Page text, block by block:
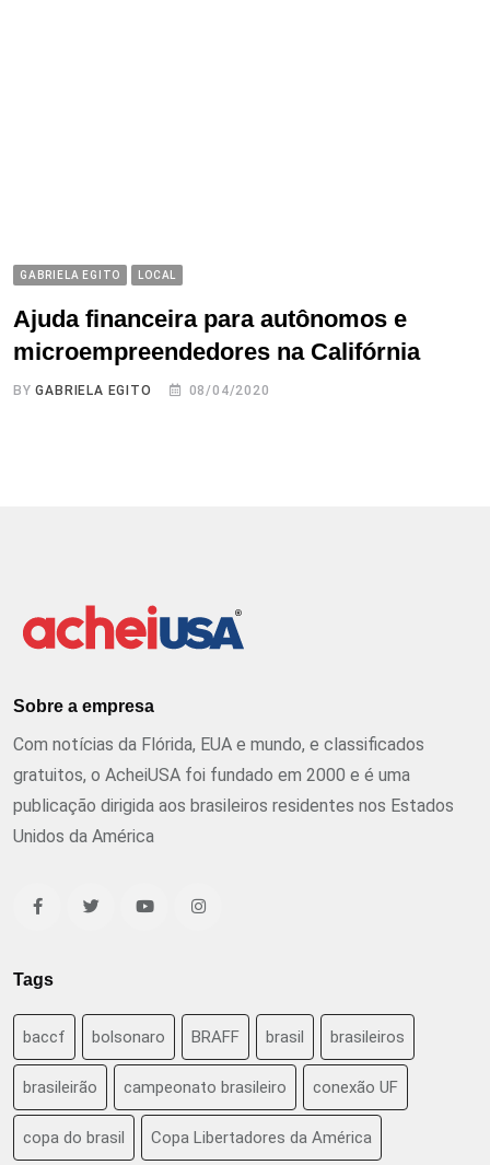
GABRIELA EGITO LOCAL
Ajuda financeira para autônomos e
microempreendedores na Califórnia
BYGABRIELA EGITO 08/04/2020
Sobre a empresa
Com notícias da Flórida, EUA e mundo, e classificados
gratuitos, o AcheiUSA foi fundado em 2000 e é uma
publicação dirigida aos brasileiros residentes nos Estados
Unidos da América
Tags
baccf bolsonaro BRAFF brasil brasileiros
brasileirão campeonato brasileiro conexão UF
copa do brasil Copa Libertadores da América